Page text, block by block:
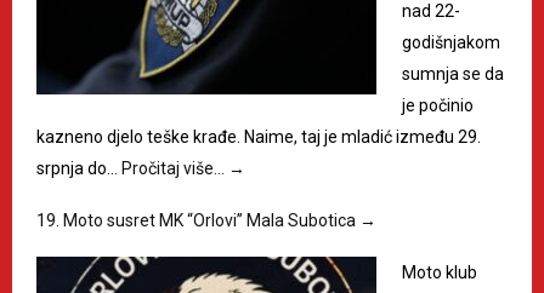
nad 22-
godišnjakom
sumnja se da
je počinio
kazneno djelo teške krađe. Naime, taj je mladić između 29.
srpnja do… Pročitaj više… →
19. Moto susret MK “Orlovi” Mala Subotica →
Moto klub